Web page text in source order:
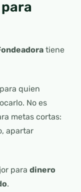
tiene
quien
No es
metas cortas:
apartar
para dinero
.